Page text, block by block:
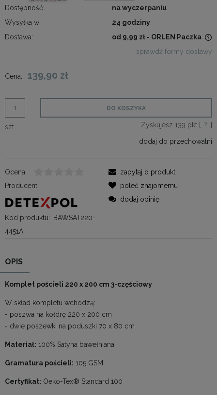
Dostępność:
na wyczerpaniu
Wysyłka w:
24 godziny
Dostawa:
od 9,99 zł - ORLEN Paczka
sprawdź formy dostawy
Cena: 139,90 zł
szt.
DO KOSZYKA
Zyskujesz 139 pkt [ ? ]
dodaj do przechowalni
Ocena:
Producent:
Kod produktu:
BAWSAT220-
4451A
zapytaj o produkt
poleć znajomemu
dodaj opinię
OPIS
Komplet pościeli 220 x 200 cm 3-częściowy
W skład kompletu wchodzą:
- poszwa na kołdrę 220 x 200 cm
- dwie poszewki na poduszki 70 x 80 cm
Materiał: 100% Satyna bawełniana
Gramatura pościeli: 105 GSM.
Certyfikat: Oeko-Tex® Standard 100